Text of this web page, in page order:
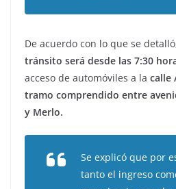
De acuerdo con lo que se
tránsito será desde las 7:30
acceso de automóviles a la calle
tramo comprendido entre
y Merlo.
Se explicó que por
tanto el ingreso